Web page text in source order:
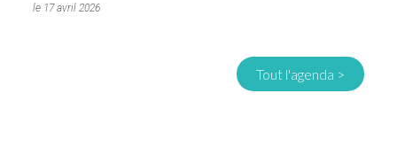
17 avril 2026
Tout l'agenda >